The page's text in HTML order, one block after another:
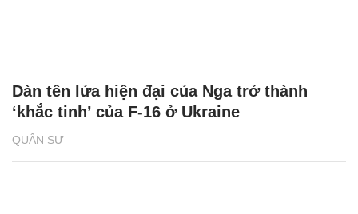
QUÂN SỰ
Dàn tên lửa hiện đại của Nga trở thành
‘khắc tinh’ của F-16 ở Ukraine